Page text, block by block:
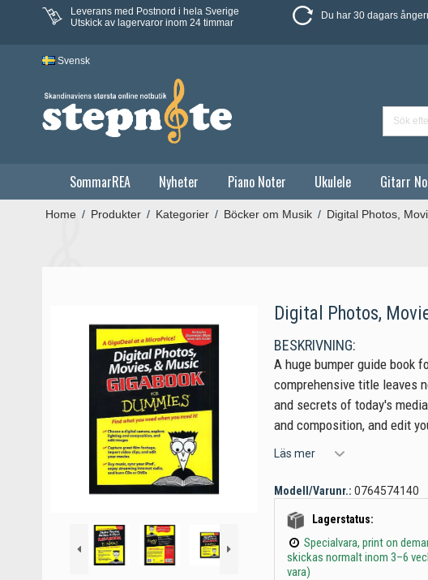
Leverans med Postnord i hela Sverige
Utskick av lagervaror inom 24 timmar
Du har 30 dagars
Svensk
SommarREA Nyheter Piano Noter Ukulele Gitarr
Home / Produkter / Kategorier / Böcker om Musik / Digital Photos,
Digital Photos,
BESKRIVNING:
A huge bumper guide book
comprehensive title leaves
and secrets of today's
and composition, and edit
Läs mer
Modell/Varunr.: 0764574140
Lagerstatus:
Specialvara, print on
skickas normalt inom 3–6
vara)